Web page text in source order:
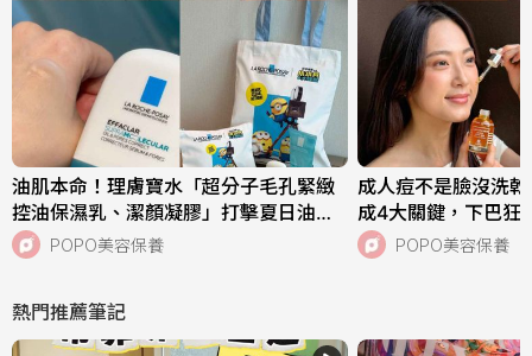
油肌本命！理膚寶水「超分子毛孔緊緻
控油保濕乳、潔顏凝膠」打擊夏日油痘
危機，跨界聯名《小小兵與大怪獸》超
萌周邊快來收藏！
POPO美容保養
成人痘不是臉沒洗
成4大關鍵，下巴狂
中，SISLEY植物極
次搞定痘肌！
POPO美容保養
熱門推薦筆記